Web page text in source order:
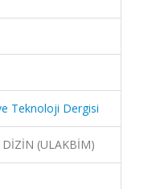
Teknoloji Dergisi
DİZİN (ULAKBİM)